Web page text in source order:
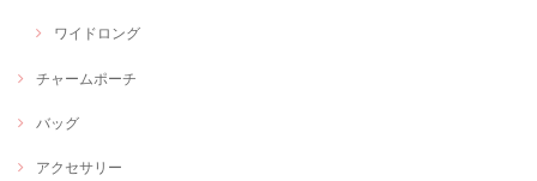
ワイドロング
チャームポーチ
バッグ
アクセサリー